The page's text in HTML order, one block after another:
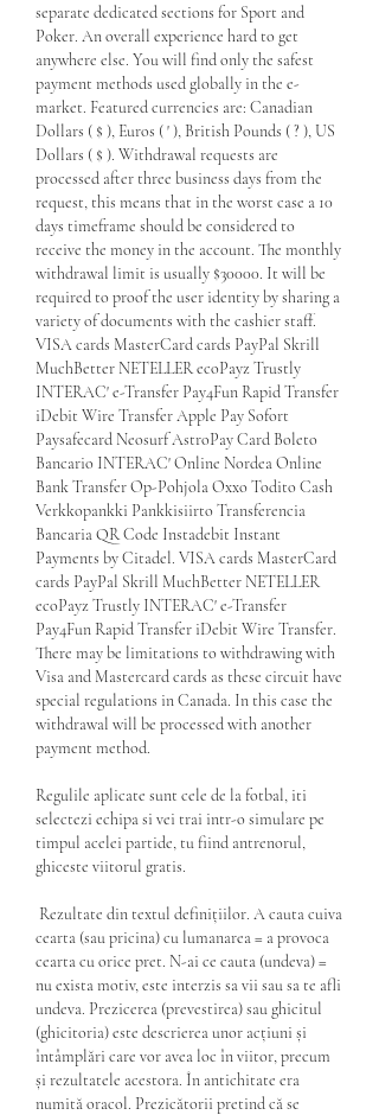
separate dedicated sections for Sport and
Poker. An overall experience hard to get
anywhere else. You will find only the safest
payment methods used globally in the e-
market. Featured currencies are: Canadian
Dollars ( $ ), Euros ( ' ), British Pounds ( ? ), US
Dollars ( $ ). Withdrawal requests are
processed after three business days from the
request, this means that in the worst case a 10
days timeframe should be considered to
receive the money in the account. The monthly
withdrawal limit is usually $30000. It will be
required to proof the user identity by sharing a
variety of documents with the cashier staff.
VISA cards MasterCard cards PayPal Skrill
MuchBetter NETELLER ecoPayz Trustly
INTERAC' e-Transfer Pay4Fun Rapid Transfer
iDebit Wire Transfer Apple Pay Sofort
Paysafecard Neosurf AstroPay Card Boleto
Bancario INTERAC' Online Nordea Online
Bank Transfer Op-Pohjola Oxxo Todito Cash
Verkkopankki Pankkisiirto Transferencia
Bancaria QR Code Instadebit Instant
Payments by Citadel. VISA cards MasterCard
cards PayPal Skrill MuchBetter NETELLER
ecoPayz Trustly INTERAC' e-Transfer
Pay4Fun Rapid Transfer iDebit Wire Transfer.
There may be limitations to withdrawing with
Visa and Mastercard cards as these circuit have
special regulations in Canada. In this case the
withdrawal will be processed with another
payment method.
Regulile aplicate sunt cele de la fotbal, iti
selectezi echipa si vei trai intr-o simulare pe
timpul acelei partide, tu fiind antrenorul,
ghiceste viitorul gratis.
cearta (sau pricina) cu lumanarea = a provoca
cearta cu orice pret. N-ai ce cauta (undeva) =
nu exista motiv, este interzis sa vii sau sa te afli
undeva. Prezicerea (prevestirea) sau ghicitul
(ghicitoria) este descrierea unor acțiuni și
întâmplări care vor avea loc în viitor, precum
și rezultatele acestora. În antichitate era
numită oracol. Prezicătorii pretind că se